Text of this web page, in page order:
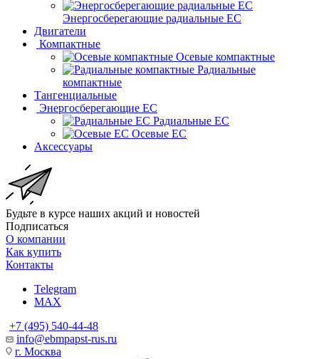
Энергосберегающие радиальные EC
Двигатели
Компактные
Осевые компактные
Радиальные
компактные
Тангенциальные
Энергосберегающие EC
Радиальные EC
Осевые EC
Аксессуары
Будьте в курсе наших акций и новостей
Подписаться
О компании
Как купить
Контакты
Telegram
MAX
+7 (495) 540-44-48
info@ebmpapst-rus.ru
г. Москва